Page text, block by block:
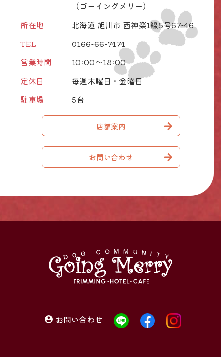
（ゴーイングメリー）
所在地
北海道 旭川市 西神楽1線5号67-46
TEL
0166-66-7474
営業時間
10:00～18:00
定休日
毎週木曜日・金曜日
駐車場
5台
店舗案内
お問い合わせ
お問い合わせ